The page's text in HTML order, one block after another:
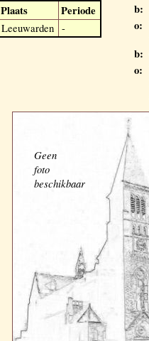
Plaats Periode
Leeuwarden -
b:
o:
b:
o:
Geen
foto
beschikbaar